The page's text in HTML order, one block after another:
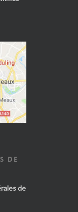
DE
de